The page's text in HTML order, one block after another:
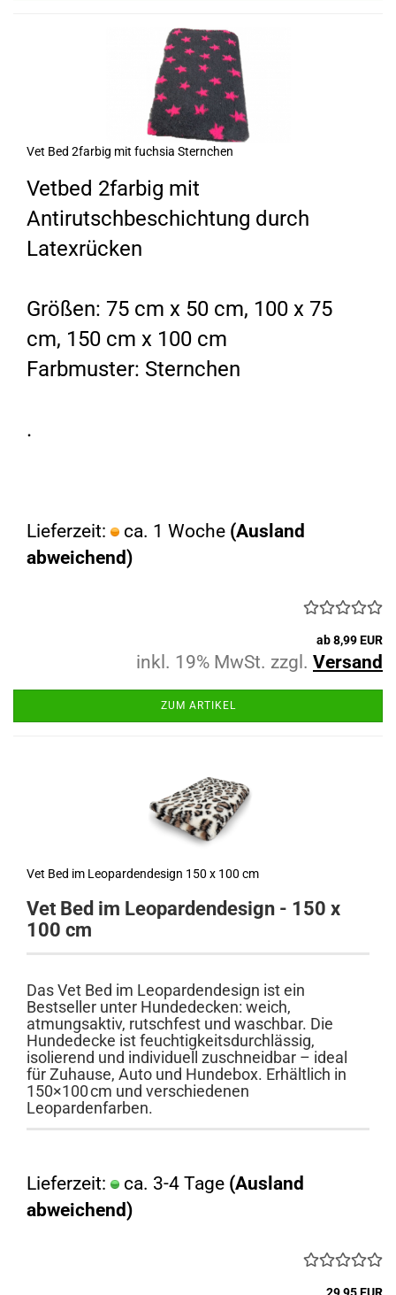
Vet Bed 2farbig mit fuchsia Sternchen
Vetbed 2farbig mit
Antirutschbeschichtung durch
Latexrücken
Größen: 75 cm x 50 cm, 100 x 75
cm, 150 cm x 100 cm
Farbmuster: Sternchen
.
Lieferzeit: ca. 1 Woche (Ausland
abweichend)
ab 8,99 EUR
inkl. 19% MwSt. zzgl. Versand
ZUM ARTIKEL
Vet Bed im Leopardendesign 150 x 100 cm
Vet Bed im Leopardendesign - 150 x
100 cm
DasVet Bed im Leopardendesign ist ein
Bestseller unter Hundedecken: weich,
atmungsaktiv, rutschfest und waschbar. Die
Hundedecke ist feuchtigkeitsdurchlässig,
isolierend und individuell zuschneidbar – ideal
für Zuhause, Auto und Hundebox. Erhältlich in
150×100 cm und verschiedenen
Leopardenfarben.
Lieferzeit: ca. 3-4 Tage (Ausland
abweichend)